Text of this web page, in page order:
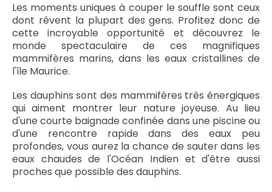
Les moments uniques à couper le souffle sont ceux
dont rêvent la plupart des gens. Profitez donc de
cette incroyable opportunité et découvrez le
monde spectaculaire de ces magnifiques
mammifères marins, dans les eaux cristallines de
l'île Maurice.
Les dauphins sont des mammifères très énergiques
qui aiment montrer leur nature joyeuse. Au lieu
d'une courte baignade confinée dans une piscine ou
d'une rencontre rapide dans des eaux peu
profondes, vous aurez la chance de sauter dans les
eaux chaudes de l'Océan Indien et d'être aussi
proches que possible des dauphins.